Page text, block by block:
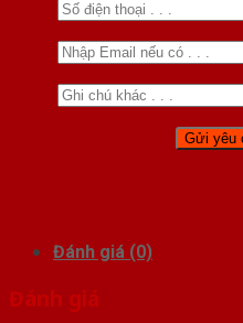
Đánh giá (0)
Đánh giá